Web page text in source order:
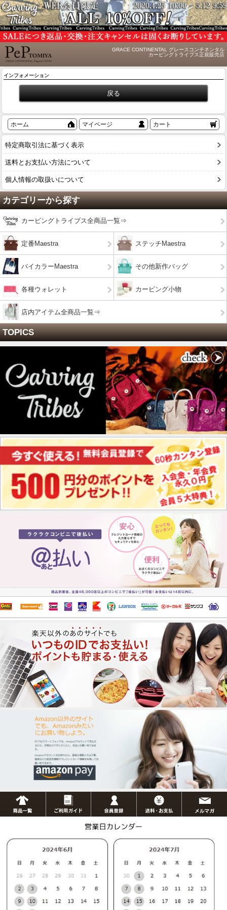
GRACE CONTINENTAL グレースコンチネンタル
カービングトライブス正規販売店
インフォメーション
ホーム マイページ カート
特定商取引法に基づく表示
送料とお支払い方法について
個人情報の取扱いについて
カテゴリーから探す
カービングトライブス全商品一覧⇒
定番Maestra ステッチMaestra
バイカラーMaestra その他新作バッグ
各種ウォレット カービング小物
店内アイテム全商品一覧⇒
TOPICS